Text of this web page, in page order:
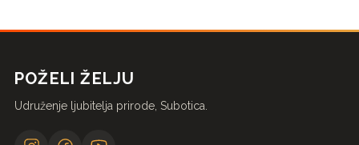
POŽELI ŽELJU
Udruženje ljubitelja prirode, Subotica.